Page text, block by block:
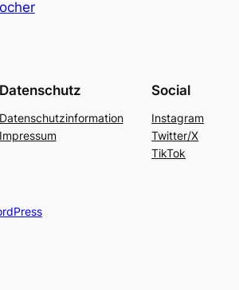
Datenschutz
Datenschutzinformation
Impressum
Social
Instagram
Twitter/X
TikTok